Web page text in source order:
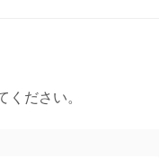
ください。